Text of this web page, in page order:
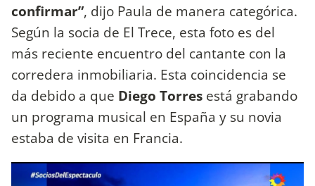
confirmar”, dijo Paula de manera categórica.
Según la socia de El Trece, esta foto es del
más reciente encuentro del cantante con la
corredera inmobiliaria. Esta coincidencia se
da debido a que Diego Torres está grabando
un programa musical en España y su novia
estaba de visita en Francia.